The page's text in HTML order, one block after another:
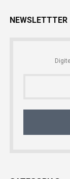
NEWSLETTTER